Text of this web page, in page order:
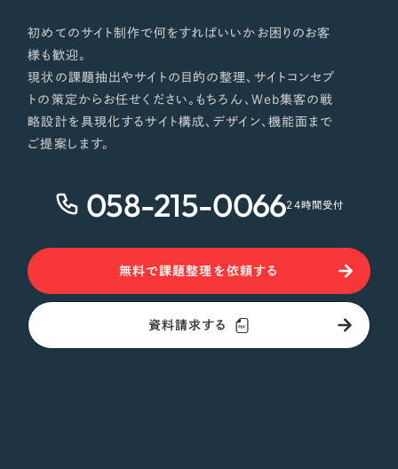
初めてのサイト制作で何をすればいいかお困りのお客
様も歓迎。
現状の課題抽出やサイトの目的の整理、サイトコンセプ
トの策定からお任せください。もちろん、Web集客の戦
略設計を具現化するサイト構成、デザイン、機能面まで
ご提案します。
058-215-006624時間受付
無料で課題整理を依頼する
資料請求する